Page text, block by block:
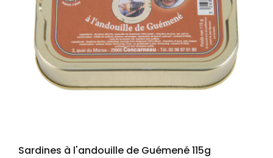
Sardines à l'andouille de Guémené 115g